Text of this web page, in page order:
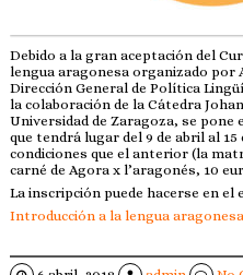
Debido a la gran aceptación del
lengua aragonesa organizado por
Dirección General de Política
la colaboración de la Cátedra
Universidad de Zaragoza, se pone
que tendrá lugar del 9 de abril al
condiciones que el anterior (la
carné de Agora x l’aragonés, 10
La inscripción puede hacerse en el
Introducción a la lengua